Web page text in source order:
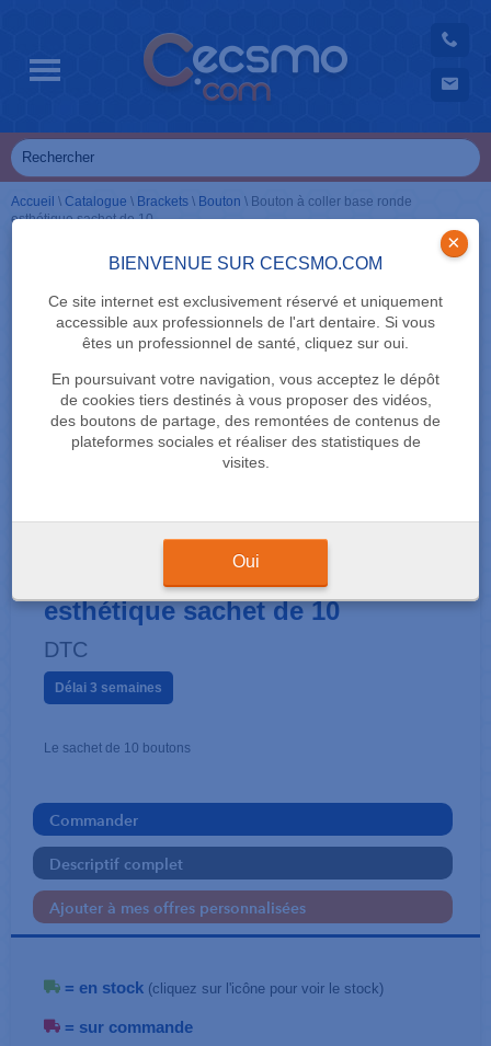
BIENVENUE SUR CECSMO.COM
Ce site internet est exclusivement réservé et uniquement
accessible aux professionnels de l'art dentaire. Si vous
êtes un professionnel de santé, cliquez sur oui.
En poursuivant votre navigation, vous acceptez le dépôt
de cookies tiers destinés à vous proposer des vidéos,
des boutons de partage, des remontées de contenus de
plateformes sociales et réaliser des statistiques de
visites.
×
Oui
Accueil \ Catalogue \ Brackets \ Bouton \ Bouton à coller base ronde
esthétique sachet de 10
Bouton à coller base ronde
esthétique sachet de 10
DTC
Délai 3 semaines
Le sachet de 10 boutons
Commander
Descriptif complet
Ajouter à mes offres personnalisées
= en stock (cliquez sur l'icône pour voir le stock)
= sur commande